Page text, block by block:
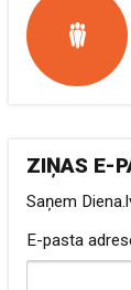
ZIŅAS E-
Saņem
E-pasta